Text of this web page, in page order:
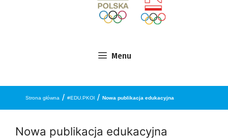
Menu
Strona główna / #EDU.PKOl / Nowa publikacja edukacyjna
Nowa publikacja edukacyjna